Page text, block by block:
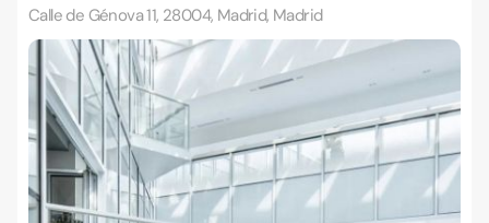
Calle de Génova 11, 28004, Madrid, Madrid